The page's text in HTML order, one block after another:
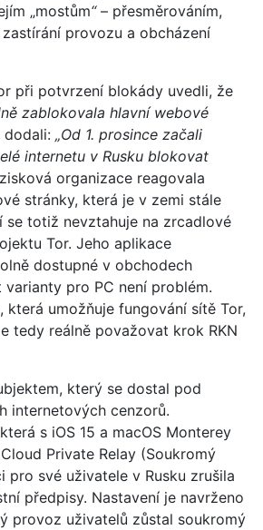
„mostům“– přesměrováním,
provozu a obcházení
při potvrzení blokády uvedli, že
zablokovala hlavní webové
dodali: „Od 1. prosince začali
internetu v Rusku blokovat
organizace reagovala
stránky, která je v zemi stále
se totiž nevztahuje na zrcadlové
Tor. Jeho aplikace
dostupné v obchodech
varianty pro PC není problém.
která umožňuje fungování sítě Tor,
tedy reálně považovat krok RKN
který se dostal pod
internetových cenzorů.
s iOS 15 a macOS Monterey
Private Relay (Soukromý
pro své uživatele v Rusku zrušila
předpisy. Nastavení je navrženo
provoz uživatelů zůstal soukromý